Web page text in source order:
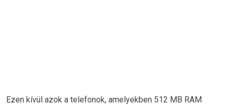
Ezen kívül azok a telefonok, amelyekben 512 MB RAM